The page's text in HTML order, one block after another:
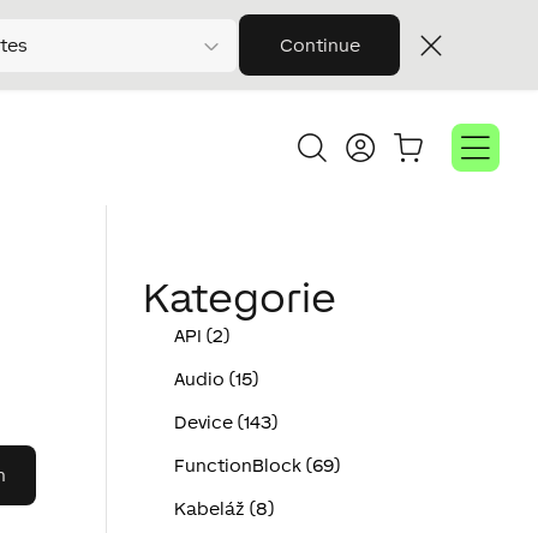
Continue
Kategorie
API (2)
Audio (15)
Device (143)
FunctionBlock (69)
Kabeláž (8)